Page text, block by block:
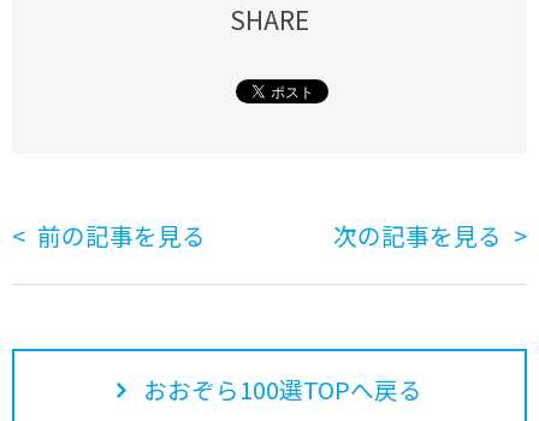
SHARE
前の記事を見る 次の記事を見る
おおぞら100選TOPへ戻る